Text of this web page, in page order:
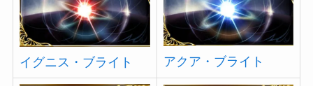
イグニス・ブライト アクア・ブライト